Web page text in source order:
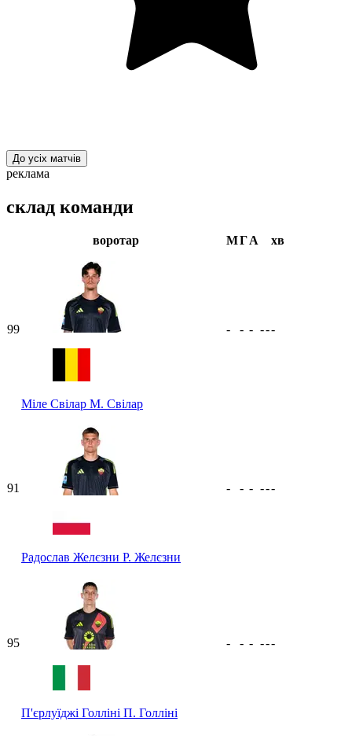
До усіх матчів
реклама
склад команди
воротар МГА хв
99
Міле Свілар М. Свілар
- - - ---
91
Радослав Желєзни Р. Желєзни
- - - ---
95
П'єрлуїджі Голліні П. Голліні
- - - ---